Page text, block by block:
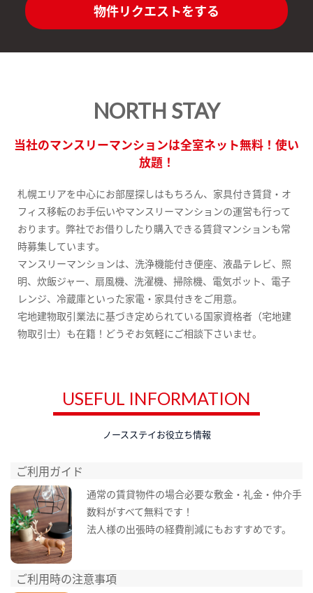
物件リクエストをする
NORTH STAY
当社のマンスリーマンションは全室ネット無料！使い
放題！
札幌エリアを中心にお部屋探しはもちろん、家具付き賃貸・オ
フィス移転のお手伝いやマンスリーマンションの運営も行って
おります。弊社でお借りしたり購入できる賃貸マンションも常
時募集しています。
マンスリーマンションは、洗浄機能付き便座、液晶テレビ、照
明、炊飯ジャー、扇風機、洗濯機、掃除機、電気ポット、電子
レンジ、冷蔵庫といった家電・家具付きをご用意。
宅地建物取引業法に基づき定められている国家資格者（宅地建
物取引士）も在籍！どうぞお気軽にご相談下さいませ。
USEFUL INFORMATION
ノースステイお役立ち情報
ご利用ガイド
通常の賃貸物件の場合必要な敷金・礼金・仲介手
数料がすべて無料です！
法人様の出張時の経費削減にもおすすめです。
ご利用時の注意事項